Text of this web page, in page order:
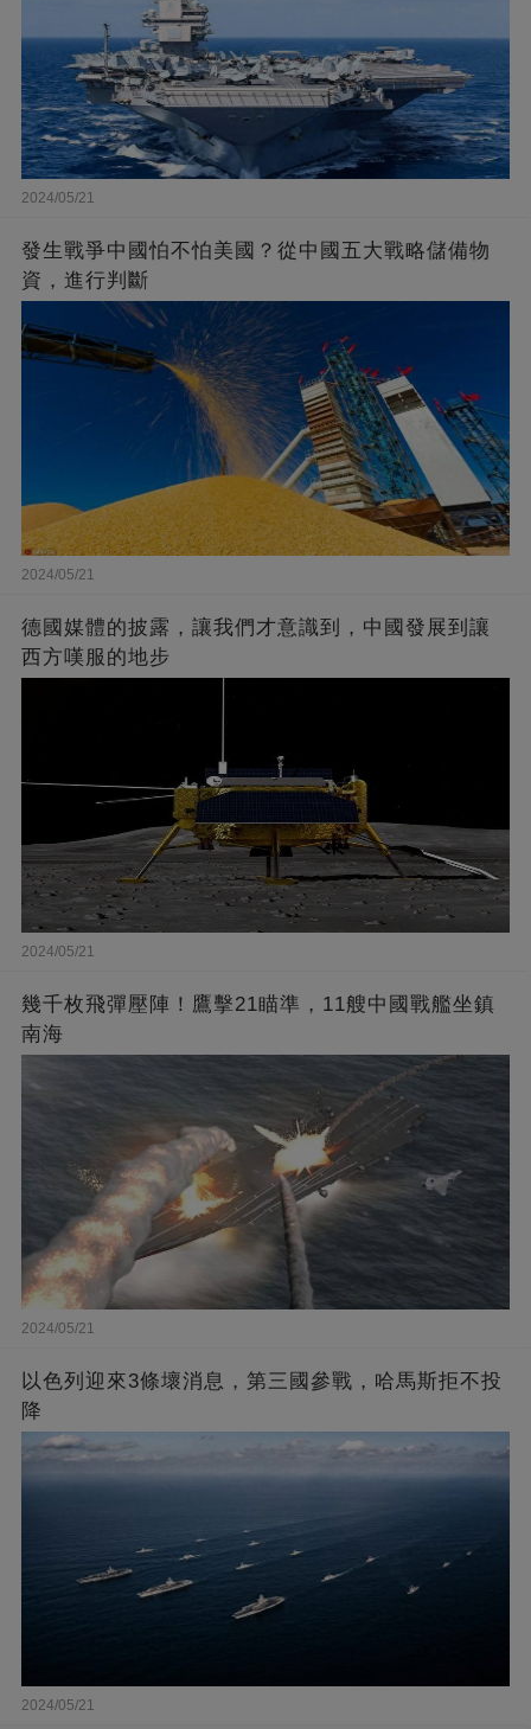
2024/05/21
發生戰爭中國怕不怕美國？從中國五大戰略儲備物
資，進行判斷
2024/05/21
德國媒體的披露，讓我們才意識到，中國發展到讓
西方嘆服的地步
2024/05/21
幾千枚飛彈壓陣！鷹擊21瞄準，11艘中國戰艦坐鎮
南海
2024/05/21
以色列迎來3條壞消息，第三國參戰，哈馬斯拒不投
降
2024/05/21